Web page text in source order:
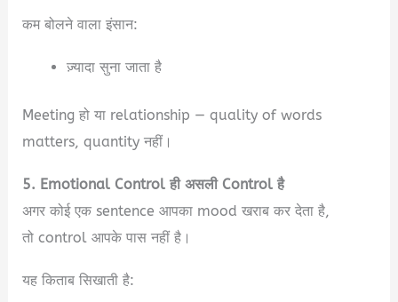
कम बोलने वाला इंसान:
ज़्यादा सुना जाता है
Meeting हो या relationship — quality of words
matters, quantity नहीं।
5. Emotional Control ही असली Control है
अगर कोई एक sentence आपका mood खराब कर देता है,
तो control आपके पास नहीं है।
यह किताब सिखाती है: